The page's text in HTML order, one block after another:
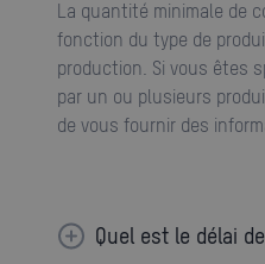
La quantité minimale de commande varie en
fonction du type de
production. Si vous êtes
par un ou plusieurs
de vous fournir des
Quel est le délai